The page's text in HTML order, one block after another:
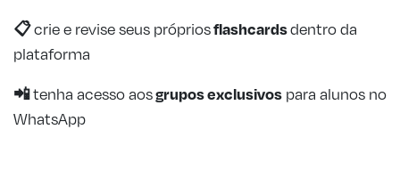
📋crie e revise seus própriosflashcardsdentro da
plataforma
📲tenha acesso aosgrupos exclusivos para alunos no
WhatsApp